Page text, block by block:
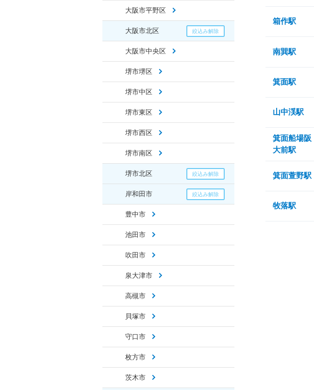
大阪市平野区
大阪市北区
大阪市中央区
堺市堺区
堺市中区
堺市東区
堺市西区
堺市南区
堺市北区
岸和田市
豊中市
池田市
吹田市
泉大津市
高槻市
貝塚市
守口市
枚方市
茨木市
箱作駅
南巽駅
箕面駅
山中渓駅
箕面船場阪
大前駅
箕面萱野駅
牧落駅